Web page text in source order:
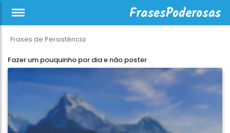
Frases de Persistência
Fazer um pouquinho por dia e não poster